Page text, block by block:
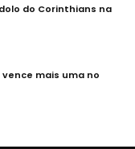
do Corinthians na
vence mais uma no